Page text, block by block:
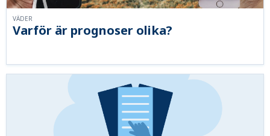
Varför är prognoser olika?
VÄDER